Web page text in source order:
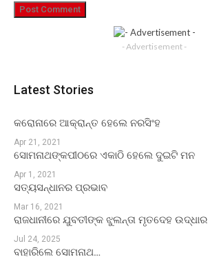
- Advertisement -
Latest Stories
କରୋନାରେ ଆକ୍ରାନ୍ତ ହେଲେ ନରସିଂହ
Apr 21, 2021
ସୋମନାଥଙ୍କପୀଠରେ ଏକାଠି ହେଲେ ଦୁଇଟି ମନ
Apr 1, 2021
ସତ୍ୟସନ୍ଧାନର ପ୍ରଭାବ
Mar 16, 2021
ରାଜଧାନୀରେ ଯୁବତୀଙ୍କ ଝୁଲନ୍ତା ମୃତଦେହ ଉଦ୍ଧାର
Jul 24, 2025
ବାହାରିଲେ ସୋମନାଥ…